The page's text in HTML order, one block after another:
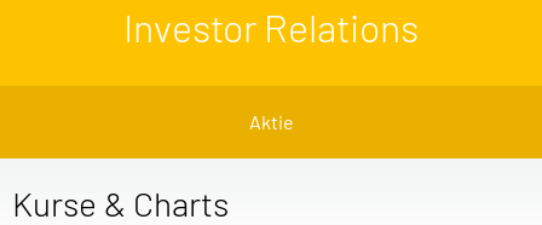
Investor Relations
Aktie
Kurse & Charts